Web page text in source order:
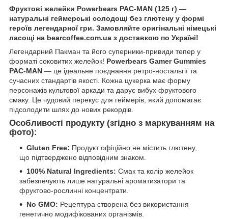
Фруктові желейки Powerbears PAC-MAN (125 г) —
натуральні геймерські солодощі без глютену у формі
героїв легендарної гри. Замовляйте оригінальні німецькі
ласощі на bearcoffee.com.ua з доставкою по Україні!
Легендарний Пакман та його суперники-привиди тепер у
форматі соковитих желейок! Powerbears Gamer Gummies
PAC-MAN — це ідеальне поєднання ретро-ностальгії та
сучасних стандартів якості. Кожна цукерка має форму
персонажів культової аркади та дарує вибух фруктового
смаку. Це чудовий перекус для геймерів, який допомагає
підсолодити шлях до нових рекордів.
Особливості продукту (згідно з маркуванням на
фото):
Gluten Free: Продукт офіційно не містить глютену,
що підтверджено відповідним знаком.
100% Natural Ingredients: Смак та колір желейок
забезпечують лише натуральні ароматизатори та
фруктово-рослинні концентрати.
No GMO: Рецептура створена без використання
генетично модифікованих організмів.